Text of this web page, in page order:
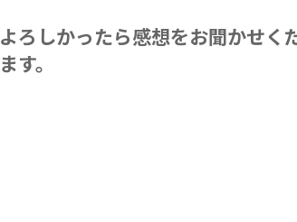
よろしかったら感想をお聞かせく
ます。